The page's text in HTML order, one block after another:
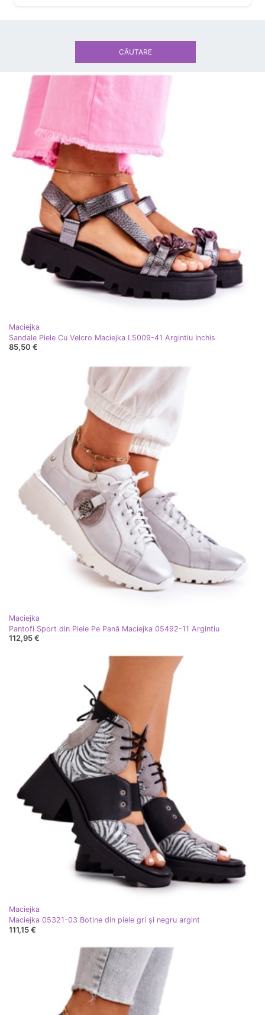
Maciejka
Sandale Piele Cu Velcro Maciejka L5009-41 Argintiu Inchis
85,50 €
Maciejka
Pantofi Sport din Piele Pe Pană Maciejka 05492-11 Argintiu
112,95 €
Maciejka
Maciejka 05321-03 Botine din piele gri și negru argint
111,15 €
CĂUTARE